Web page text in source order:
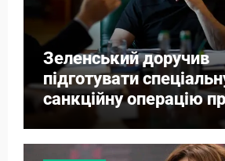
Зеленський доручив
підготувати
санкційну операцію